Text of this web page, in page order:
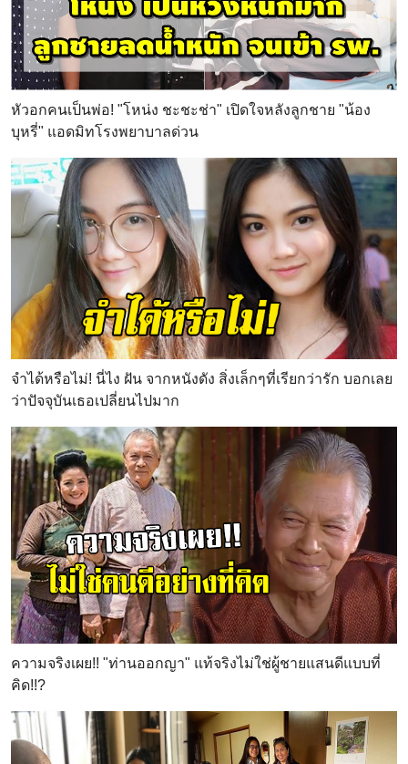
หัวอกคนเป็นพ่อ! "โหน่ง ชะชะช่า" เปิดใจหลังลูกชาย "น้อง
บุหรี่" แอดมิทโรงพยาบาลด่วน
จำได้หรือไม่! นี่ไง ฝัน จากหนังดัง สิ่งเล็กๆที่เรียกว่ารัก บอกเลย
ว่าปัจจุบันเธอเปลี่ยนไปมาก
ความจริงเผย!! "ท่านออกญา" แท้จริงไม่ใช่ผู้ชายแสนดีแบบที่
คิด!!?